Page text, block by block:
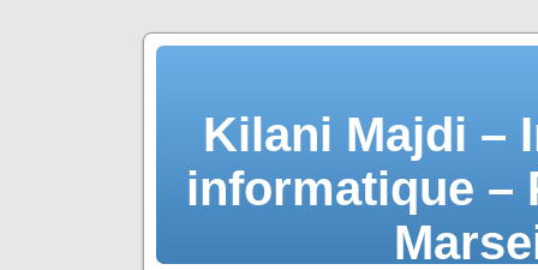
Kilani Majdi –
informatique –